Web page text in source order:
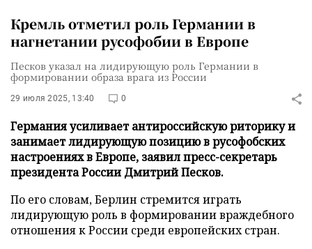
Кремль отметил роль Германии в
нагнетании русофобии в Европе
Песков указал на лидирующую роль Германии в
формировании образа врага из России
29 июля 2025, 13:40 0
Германия усиливает антироссийскую риторику и
занимает лидирующую позицию в русофобских
настроениях в Европе, заявил пресс-секретарь
президента России Дмитрий Песков.
По его словам, Берлин стремится играть
лидирующую роль в формировании враждебного
отношения к России среди европейских стран.